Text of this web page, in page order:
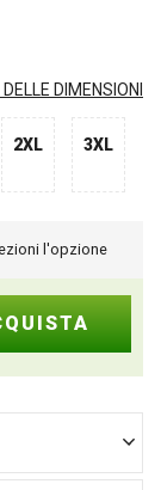
DIMENSIONI
2XL 3XL
l'opzione